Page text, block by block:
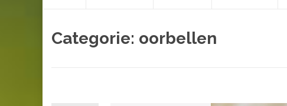
Categorie: oorbellen